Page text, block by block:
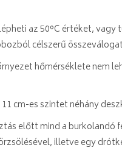
az 50°C értéket,
célszerű
hőmérséklete nem
cm-es szintet néhány
előtt mind a
illetve egy